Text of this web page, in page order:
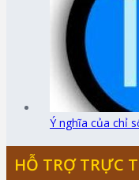
Ý nghĩa của chỉ
HỖ TRỢ TRỰC